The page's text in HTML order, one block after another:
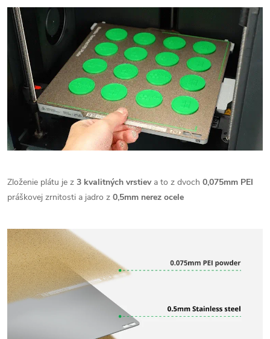
Zloženie plátu je z 3 kvalitných vrstieva to z dvoch 0,075mm PEI
práškovej zrnitosti a jadro z 0,5mm nerez ocele